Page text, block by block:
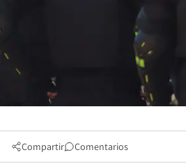
Compartir Comentarios